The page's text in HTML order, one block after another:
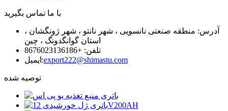
با ما تماس بگیرید
آدرس: منطقه صنعتی نانسویی ، شهر نانتو ، شهر ژونگشان ،
استان گوانگدونگ ، چین
تلفن: +8676023136186
ایمیل:export222@shimastu.com
توصیه شده